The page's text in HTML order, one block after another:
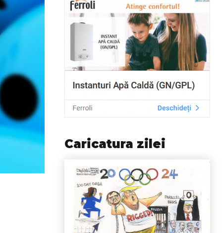
Caricatura zilei